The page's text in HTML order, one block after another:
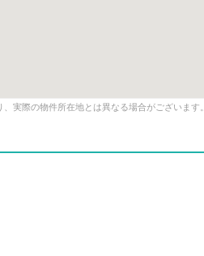
実際の物件所在地とは異なる場合がございます。